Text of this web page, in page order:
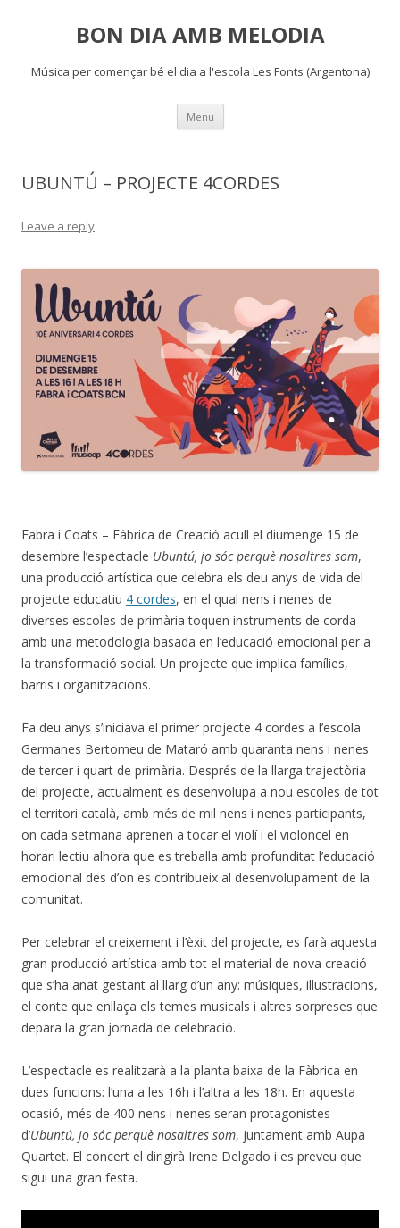
BON DIA AMB MELODIA
Música per començar bé el dia a l'escola Les Fonts (Argentona)
Menu Skip
content
UBUNTÚ – PROJECTE 4CORDES
Leave a reply
Fabra i Coats – Fàbrica de Creació acull el diumenge 15 de
desembre l’espectacle Ubuntú, jo sóc perquè nosaltres som,
una producció artística que celebra els deu anys de vida del
projecte educatiu 4 cordes, en el qual nens i nenes de
diverses escoles de primària toquen instruments de corda
amb una metodologia basada en l’educació emocional per a
la transformació social. Un projecte que implica famílies,
barris i organitzacions.
Fa deu anys s’iniciava el primer projecte 4 cordes a l’escola
Germanes Bertomeu de Mataró amb quaranta nens i nenes
de tercer i quart de primària. Després de la llarga trajectòria
del projecte, actualment es desenvolupa a nou escoles de tot
el territori català, amb més de mil nens i nenes participants,
on cada setmana aprenen a tocar el violí i el violoncel en
horari lectiu alhora que es treballa amb profunditat l’educació
emocional des d’on es contribueix al desenvolupament de la
comunitat.
Per celebrar el creixement i l’èxit del projecte, es farà aquesta
gran producció artística amb tot el material de nova creació
que s’ha anat gestant al llarg d’un any: músiques, il·lustracions,
el conte que enllaça els temes musicals i altres sorpreses que
depara la gran jornada de celebració.
L’espectacle es realitzarà a la planta baixa de la Fàbrica en
dues funcions: l’una a les 16h i l’altra a les 18h. En aquesta
ocasió, més de 400 nens i nenes seran protagonistes
d’Ubuntú, jo sóc perquè nosaltres som, juntament amb Aupa
Quartet. El concert el dirigirà Irene Delgado i es preveu que
sigui una gran festa.